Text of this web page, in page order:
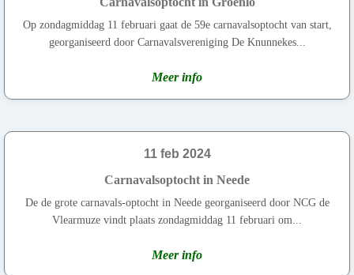
Op zondagmiddag 11 februari gaat de 59e carnavalsoptocht van start,
georganiseerd door Carnavalsvereniging De Knunnekes...
Meer info
11 feb 2024
Carnavalsoptocht in Neede
De de grote carnavals-optocht in Neede georganiseerd door NCG de
Vlearmuze vindt plaats zondagmiddag 11 februari om...
Meer info